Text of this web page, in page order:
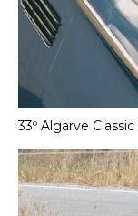
33º Algarve